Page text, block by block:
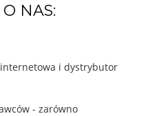
NAS:
i dystrybutor
- zarówno